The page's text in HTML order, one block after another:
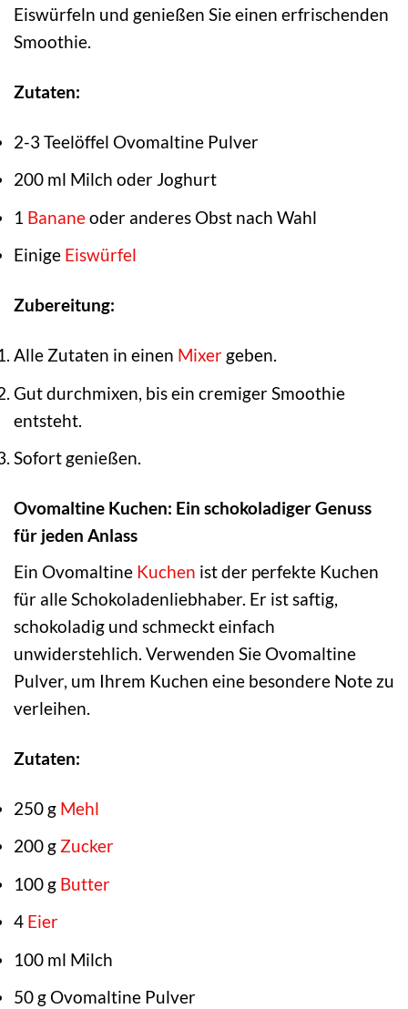
Eiswürfeln und genießen Sie einen erfrischenden
Smoothie.
Zutaten:
2-3 Teelöffel Ovomaltine Pulver
200 ml Milch oder Joghurt
1 Bananeoder anderes Obst nach Wahl
Einige Eiswürfel
Zubereitung:
Alle Zutaten in einen Mixer geben.
Gut durchmixen, bis ein cremiger Smoothie
entsteht.
Sofort genießen.
Ovomaltine Kuchen: Ein schokoladiger Genuss
für jeden Anlass
Ein Ovomaltine Kuchen ist der perfekte Kuchen
für alle Schokoladenliebhaber. Er ist saftig,
schokoladig und schmeckt einfach
unwiderstehlich. Verwenden Sie Ovomaltine
Pulver, um Ihrem Kuchen eine besondere Note zu
verleihen.
Zutaten:
250 g Mehl
200 g Zucker
100 g Butter
4 Eier
100 ml Milch
50 g Ovomaltine Pulver